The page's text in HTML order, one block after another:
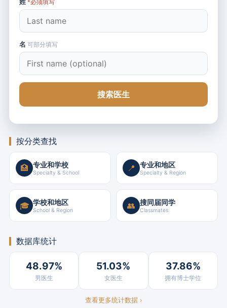
*必须填写
名 可部分填写
搜索医生
按分类查找
🏥 专业和学校
Specialty & School 📍 专业和地区
Specialty & Region
🎓 学校和地区
School & Region 👥 搜同届同学
Classmates
数据库统计
48.97%
男医生
51.03%
女医生
37.86%
拥有博士学位
查看更多统计数据 ›